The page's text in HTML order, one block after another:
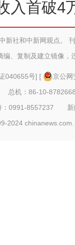
入首破4
新社和中新网观点。
编、复制及建立镜像，
040655号] [
京公
总机：86-10-
：0991-8557237
2024